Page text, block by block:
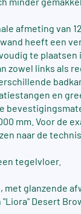
afmeting van
heeft een
te
zowel links als
en
mm. Voor de
naar de
tegelvloer.
met glanzende
Desert